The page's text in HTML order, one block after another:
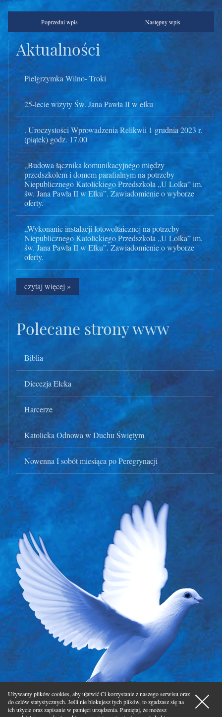
Używamy plików cookies, aby ułatwić Ci korzystanie z naszego serwisu oraz
do celów statystycznych. Jeśli nie blokujesz tych plików, to zgadzasz się na
ich użycie oraz zapisanie w pamięci urządzenia. Pamiętaj, że możesz
akceptacja
Zobacz
także
Poprzedni wpis Następny wpis
Aktualności
Pielgrzymka Wilno- Troki
25-lecie wizyty Św. Jana Pawła II w ełku
. Uroczystości Wprowadzenia Relikwii 1 grudnia 2023 r.
(piątek) godz. 17.00
„Budowa łącznika komunikacyjnego między
przedszkolem i domem parafialnym na potrzeby
Niepublicznego Katolickiego Przedszkola „U Lolka” im.
św. Jana Pawła II w Ełku”. Zawiadomienie o wyborze
oferty.
„Wykonanie instalacji fotowoltaicznej na potrzeby
Niepublicznego Katolickiego Przedszkola „U Lolka” im.
św. Jana Pawła II w Ełku”. Zawiadomienie o wyborze
oferty.
czytaj więcej »
Polecane strony www
Biblia
Diecezja Ełcka
Harcerze
Katolicka Odnowa w Duchu Świętym
Nowenna I sobót miesiąca po Peregrynacji